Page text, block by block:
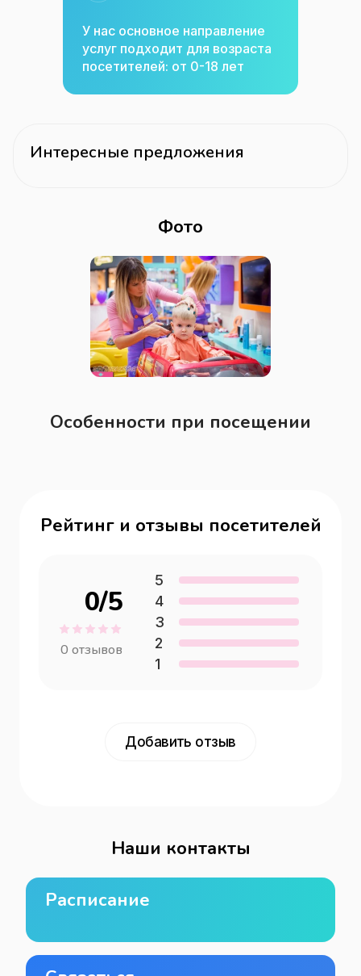
приставка X-Box.
У нас основное направление
услуг подходит для возраста
посетителей: от 0-18 лет
Интересные предложения
Фото
Особенности при посещении
Рейтинг и отзывы посетителей
0/5
0 отзывов
5
4
3
2
1
Добавить отзыв
Наши контакты
Расписание